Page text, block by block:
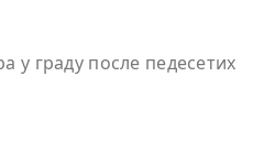
у граду после педесетих